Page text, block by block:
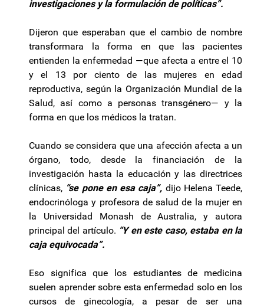
investigaciones y la formulación de políticas”.
Dijeron que esperaban que el cambio de nombre
transformara la forma en que las pacientes
entienden la enfermedad —que afecta a entre el 10
y el 13 por ciento de las mujeres en edad
reproductiva, según la Organización Mundial de la
Salud, así como a personas transgénero— y la
forma en que los médicos la tratan.
Cuando se considera que una afección afecta a un
órgano, todo, desde la financiación de la
investigación hasta la educación y las directrices
clínicas, “se pone en esa caja”, dijo Helena Teede,
endocrinóloga y profesora de salud de la mujer en
la Universidad Monash de Australia, y autora
principal del artículo. “Y en este caso, estaba en la
caja equivocada”.
Eso significa que los estudiantes de medicina
suelen aprender sobre esta enfermedad solo en los
cursos de ginecología, a pesar de ser una